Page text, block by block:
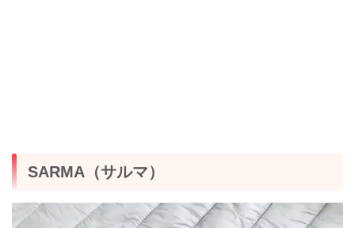
SARMA（サルマ）